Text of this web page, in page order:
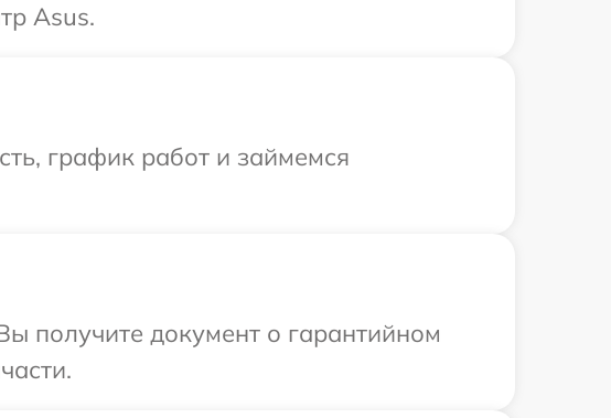
Asus.
график работ и займемся
получите документ о гарантийном